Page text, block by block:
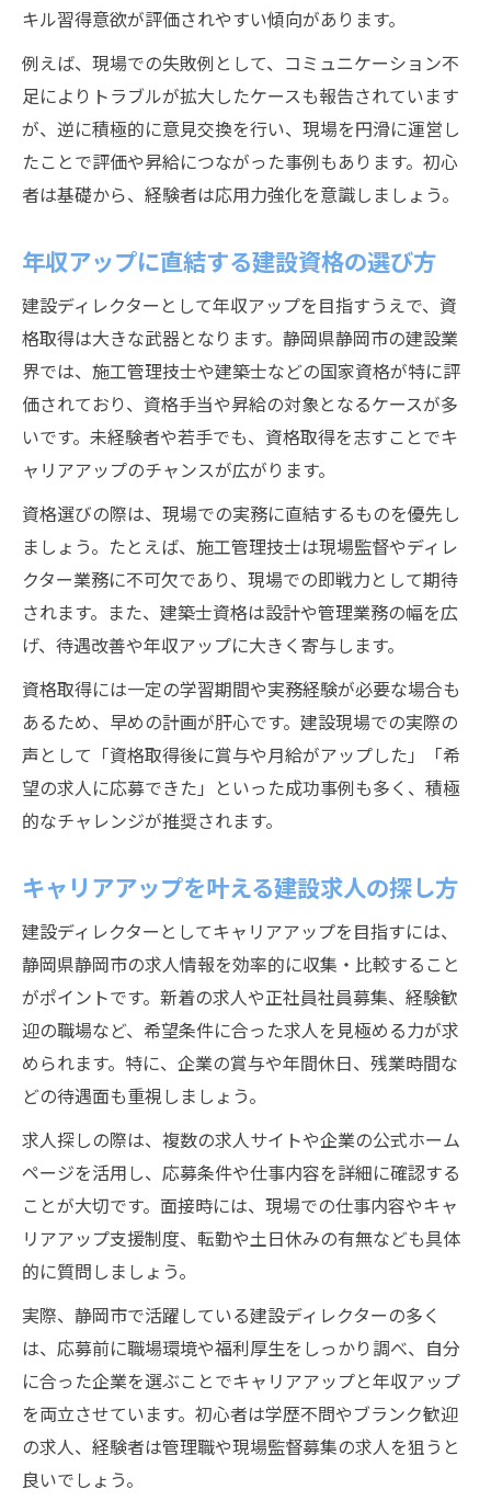
キル習得意欲が評価されやすい傾向があります。
例えば、現場での失敗例として、コミュニケーション不
足によりトラブルが拡大したケースも報告されています
が、逆に積極的に意見交換を行い、現場を円滑に運営し
たことで評価や昇給につながった事例もあります。初心
者は基礎から、経験者は応用力強化を意識しましょう。
年収アップに直結する建設資格の選び方
建設ディレクターとして年収アップを目指すうえで、資
格取得は大きな武器となります。静岡県静岡市の建設業
界では、施工管理技士や建築士などの国家資格が特に評
価されており、資格手当や昇給の対象となるケースが多
いです。未経験者や若手でも、資格取得を志すことでキ
ャリアアップのチャンスが広がります。
資格選びの際は、現場での実務に直結するものを優先し
ましょう。たとえば、施工管理技士は現場監督やディレ
クター業務に不可欠であり、現場での即戦力として期待
されます。また、建築士資格は設計や管理業務の幅を広
げ、待遇改善や年収アップに大きく寄与します。
資格取得には一定の学習期間や実務経験が必要な場合も
あるため、早めの計画が肝心です。建設現場での実際の
声として「資格取得後に賞与や月給がアップした」「希
望の求人に応募できた」といった成功事例も多く、積極
的なチャレンジが推奨されます。
キャリアアップを叶える建設求人の探し方
建設ディレクターとしてキャリアアップを目指すには、
静岡県静岡市の求人情報を効率的に収集・比較すること
がポイントです。新着の求人や正社員社員募集、経験歓
迎の職場など、希望条件に合った求人を見極める力が求
められます。特に、企業の賞与や年間休日、残業時間な
どの待遇面も重視しましょう。
求人探しの際は、複数の求人サイトや企業の公式ホーム
ページを活用し、応募条件や仕事内容を詳細に確認する
ことが大切です。面接時には、現場での仕事内容やキャ
リアアップ支援制度、転勤や土日休みの有無なども具体
的に質問しましょう。
実際、静岡市で活躍している建設ディレクターの多く
は、応募前に職場環境や福利厚生をしっかり調べ、自分
に合った企業を選ぶことでキャリアアップと年収アップ
を両立させています。初心者は学歴不問やブランク歓迎
の求人、経験者は管理職や現場監督募集の求人を狙うと
良いでしょう。